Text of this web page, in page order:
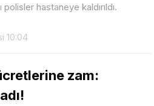
hastaneye kaldırıldı.
10:04
zam: